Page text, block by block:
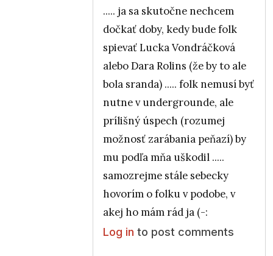
..... ja sa skutočne nechcem
dočkať doby, kedy bude folk
spievať Lucka Vondráčková
alebo Dara Rolins (že by to ale
bola sranda) ..... folk nemusí byť
nutne v undergrounde, ale
prílišný úspech (rozumej
možnosť zarábania peňazí) by
mu podľa mňa uškodil .....
samozrejme stále sebecky
hovorím o folku v podobe, v
akej ho mám rád ja (-:
Log in to post comments